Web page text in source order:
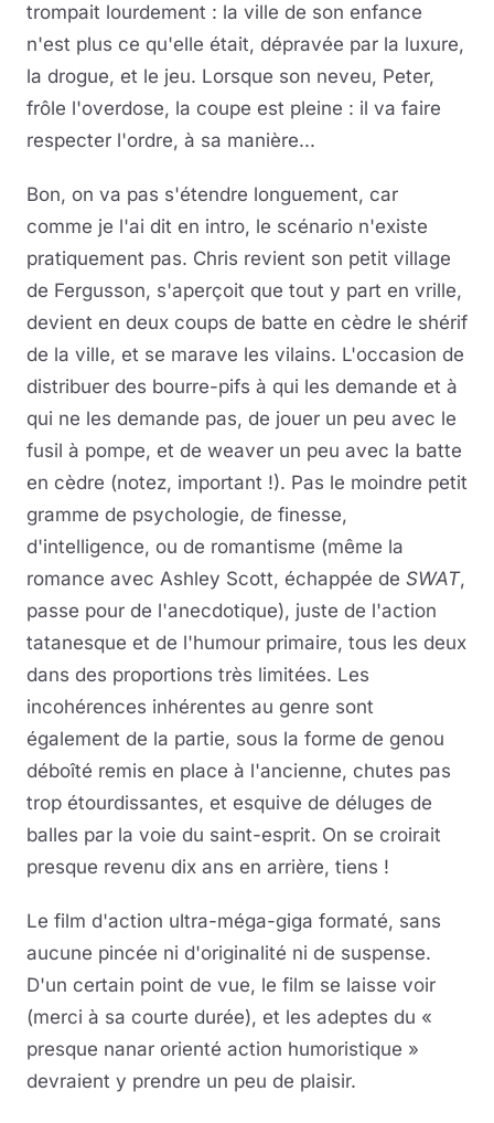
trompait lourdement : la ville de son enfance
n'est plus ce qu'elle était, dépravée par la luxure,
la drogue, et le jeu. Lorsque son neveu, Peter,
frôle l'overdose, la coupe est pleine : il va faire
respecter l'ordre, à sa manière...
Bon, on va pas s'étendre longuement, car
comme je l'ai dit en intro, le scénario n'existe
pratiquement pas. Chris revient son petit village
de Fergusson, s'aperçoit que tout y part en vrille,
devient en deux coups de batte en cèdre le shérif
de la ville, et se marave les vilains. L'occasion de
distribuer des bourre-pifs à qui les demande et à
qui ne les demande pas, de jouer un peu avec le
fusil à pompe, et de weaver un peu avec la batte
en cèdre (notez, important !). Pas le moindre petit
gramme de psychologie, de finesse,
d'intelligence, ou de romantisme (même la
romance avec Ashley Scott, échappée de SWAT,
passe pour de l'anecdotique), juste de l'action
tatanesque et de l'humour primaire, tous les deux
dans des proportions très limitées. Les
incohérences inhérentes au genre sont
également de la partie, sous la forme de genou
déboîté remis en place à l'ancienne, chutes pas
trop étourdissantes, et esquive de déluges de
balles par la voie du saint-esprit. On se croirait
presque revenu dix ans en arrière, tiens !
Le film d'action ultra-méga-giga formaté, sans
aucune pincée ni d'originalité ni de suspense.
D'un certain point de vue, le film se laisse voir
(merci à sa courte durée), et les adeptes du «
presque nanar orienté action humoristique »
devraient y prendre un peu de plaisir.